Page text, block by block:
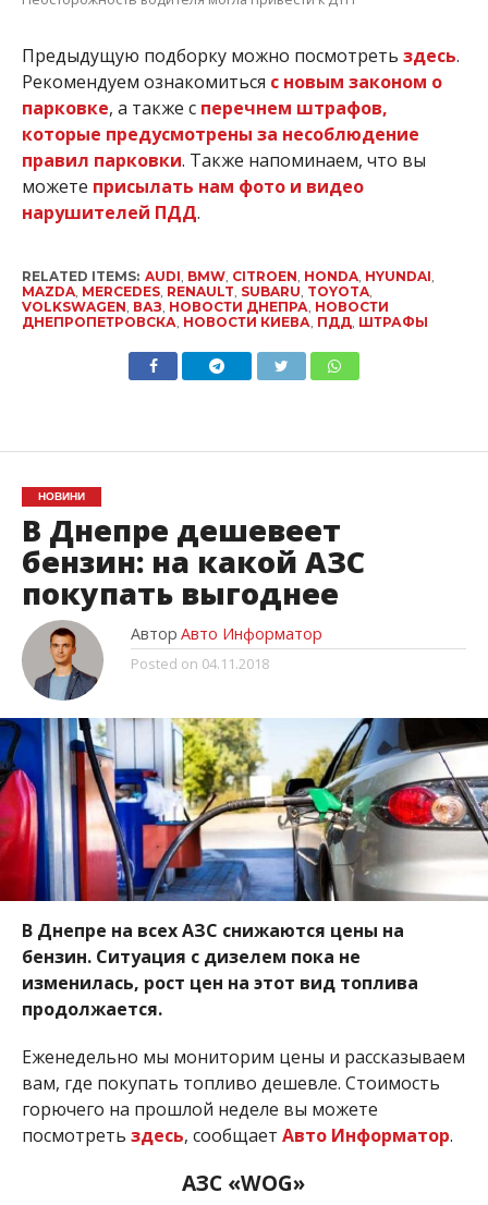
Предыдущую подборку можно посмотреть здесь.
Рекомендуем ознакомиться с новым законом о
парковке, а также с перечнем штрафов,
которые предусмотрены за несоблюдение
правил парковки. Также напоминаем, что вы
можете присылать нам фото и видео
нарушителей ПДД.
RELATED ITEMS: AUDI BMW, CITROEN HONDA, HYUNDAI
MAZDA, MERCEDES, RENAULT SUBARU TOYOTA,
VOLKSWAGEN ВАЗ НОВОСТИ ДНЕПРА НОВОСТИ
ДНЕПРОПЕТРОВСКА НОВОСТИ КИЕВА ПДД, ШТРАФЫ
НОВИНИ
В Днепре дешевеет
бензин: на какой АЗС
покупать выгоднее
Автор Авто Информатор
Posted on 04.11.2018
В Днепре на всех АЗС снижаются цены на
бензин. Ситуация с дизелем пока не
изменилась, рост цен на этот вид топлива
продолжается.
Еженедельно мы мониторим цены и рассказываем
вам, где покупать топливо дешевле. Стоимость
горючего на прошлой неделе вы можете
посмотреть здесь, сообщает Авто Информатор.
АЗС «WOG»